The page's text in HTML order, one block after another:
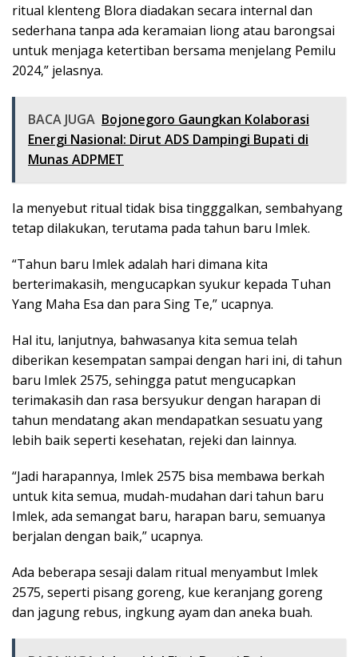
ritual klenteng Blora diadakan secara internal dan
sederhana tanpa ada keramaian liong atau barongsai
untuk menjaga ketertiban bersama menjelang Pemilu
2024,” jelasnya.
BACA JUGA Bojonegoro Gaungkan Kolaborasi
Energi Nasional: Dirut ADS Dampingi Bupati di
Munas ADPMET
Ia menyebut ritual tidak bisa tingggalkan, sembahyang
tetap dilakukan, terutama pada tahun baru Imlek.
“Tahun baru Imlek adalah hari dimana kita
berterimakasih, mengucapkan syukur kepada Tuhan
Yang Maha Esa dan para Sing Te,” ucapnya.
Hal itu, lanjutnya, bahwasanya kita semua telah
diberikan kesempatan sampai dengan hari ini, di tahun
baru Imlek 2575, sehingga patut mengucapkan
terimakasih dan rasa bersyukur dengan harapan di
tahun mendatang akan mendapatkan sesuatu yang
lebih baik seperti kesehatan, rejeki dan lainnya.
“Jadi harapannya, Imlek 2575 bisa membawa berkah
untuk kita semua, mudah-mudahan dari tahun baru
Imlek, ada semangat baru, harapan baru, semuanya
berjalan dengan baik,” ucapnya.
Ada beberapa sesaji dalam ritual menyambut Imlek
2575, seperti pisang goreng, kue keranjang goreng
dan jagung rebus, ingkung ayam dan aneka buah.